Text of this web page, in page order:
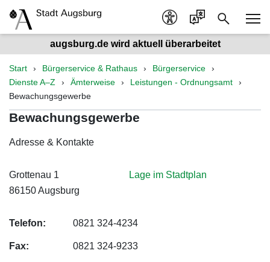
augsburg.de wird aktuell überarbeitet
Start Bürgerservice & Rathaus
Bürgerservice
Dienste A–Z
Ämterweise
Leistungen - Ordnungsamt
Bewachungsgewerbe
Bewachungsgewerbe
Adresse & Kontakte
Grottenau 1
86150 Augsburg
Lage im Stadtplan
Telefon: 0821 324-4234
Fax: 0821 324-9233